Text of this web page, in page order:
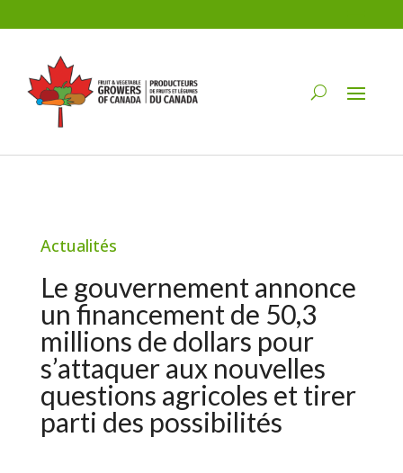
Actualités
Le gouvernement annonce
un financement de 50,3
millions de dollars pour
s’attaquer aux nouvelles
questions agricoles et tirer
parti des possibilités